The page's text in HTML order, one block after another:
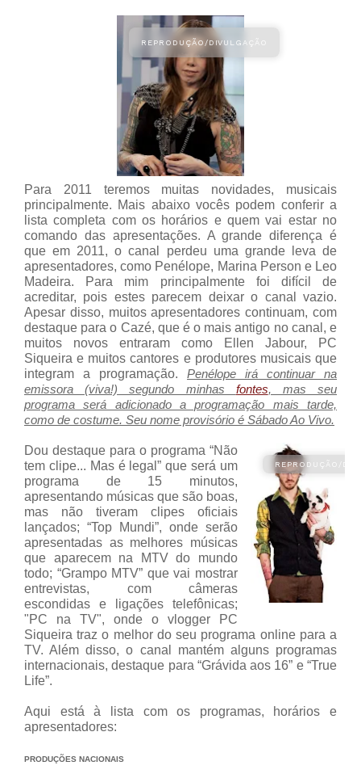
Para 2011 teremos muitas novidades, musicais
principalmente. Mais abaixo vocês podem conferir a
lista completa com os horários e quem vai estar no
comando das apresentações. A grande diferença é
que em 2011, o canal perdeu uma grande leva de
apresentadores, como Penélope, Marina Person e Leo
Madeira. Para mim principalmente foi difícil de
acreditar, pois estes parecem deixar o canal vazio.
Apesar disso, muitos apresentadores continuam, com
destaque para o Cazé, que é o mais antigo no canal, e
muitos novos entraram como Ellen Jabour, PC
Siqueira e muitos cantores e produtores musicais que
integram a programação. Penélope irá continuar na
emissora (viva!) segundo minhas fontes, mas seu
programa será adicionado a programação mais tarde,
como de costume. Seu nome provisório é Sábado Ao Vivo.
Dou destaque para o programa “Não
tem clipe... Mas é legal” que será um
programa de 15 minutos,
apresentando músicas que são boas,
mas não tiveram clipes oficiais
lançados; “Top Mundi”, onde serão
apresentadas as melhores músicas
que aparecem na MTV do mundo
todo; “Grampo MTV” que vai mostrar
entrevistas, com câmeras
escondidas e ligações telefônicas;
"PC na TV", onde o vlogger PC
Siqueira traz o melhor do seu programa online para a
TV. Além disso, o canal mantém alguns programas
internacionais, destaque para “Grávida aos 16” e “True
Life”.
Aqui está à lista com os programas, horários e
apresentadores:
PRODUÇÕES NACIONAIS